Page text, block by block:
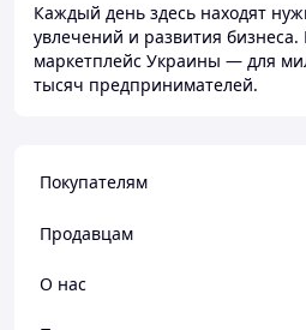
Каждый день здесь находят
увлечений и развития
маркетплейс Украины — для
тысяч предпринимателей.
Покупателям
Продавцам
О нас